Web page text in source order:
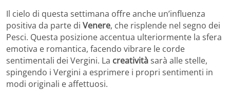
Il cielo di questa settimana offre anche un’influenza
positiva da parte di Venere, che risplende nel segno dei
Pesci. Questa posizione accentua ulteriormente la sfera
emotiva e romantica, facendo vibrare le corde
sentimentali dei Vergini. La creativitàsarà alle stelle,
spingendo i Vergini a esprimere i propri sentimenti in
modi originali e affettuosi.